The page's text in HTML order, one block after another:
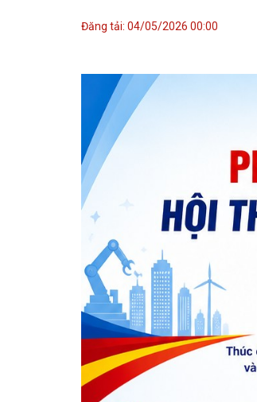
Đăng tải: 04/05/2026 00:00